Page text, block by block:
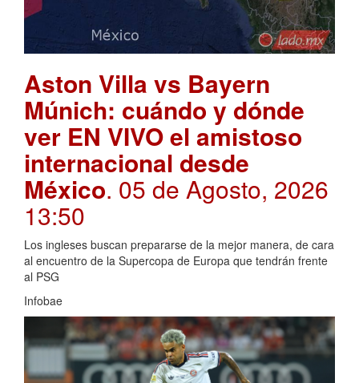
Aston Villa vs Bayern
Múnich: cuándo y dónde
ver EN VIVO el amistoso
internacional desde
México. 05 de Agosto, 2026
13:50
Los ingleses buscan prepararse de la mejor manera, de cara
al encuentro de la Supercopa de Europa que tendrán frente
al PSG
Infobae